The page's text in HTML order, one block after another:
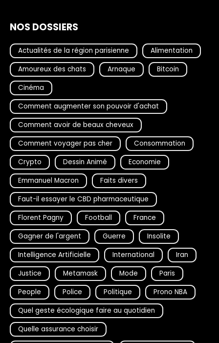
NOS DOSSIERS
Actualités de la région parisienne
Alimentation
Amoureux des chats
Arnaque
Bitcoin
Cinéma
Comment augmenter son pouvoir d'achat
Comment avoir de beaux cheveux
Comment voyager pas cher
Consommation
Crypto
Dessin Animé
Economie
Emmanuel Macron
Faits divers
Faut-il essayer le CBD pharmaceutique
Florent Pagny
Football
France
Gagner de l'argent
Guerre
Insolite
Intelligence Artificielle
International
Iran
Justice
Metamask Mode
Paris
People
Police Politique
Prono NBA
Quel geste écologique faire au quotidien
Quelle assurance choisir